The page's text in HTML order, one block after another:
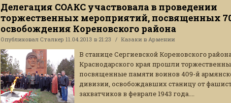
Делегация СОАКС участвовала в проведении
торжественных мероприятий, посвященных
освобождения Кореновского района
Опубликовал Сталкер 11.04.2013 в 21:23 Казаки в Армении
В станице Сергиевской Кореновского района
Краснодарского края прошли
посвященные памяти воинов 409-й
дивизии, освобождавших станицу от
захватчиков в феврале 1943 года....